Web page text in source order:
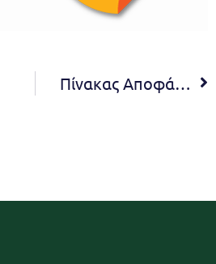
Πίνακας Αποφάσεων 7ης συνεδρίασης Δ.Σ. 2020